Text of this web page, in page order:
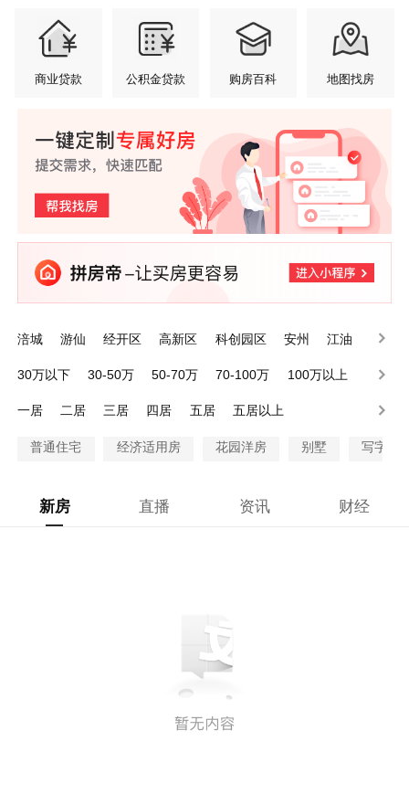
商业贷款 公积金贷款 购房百科 地图找房
涪城 游仙 经开区 高新区 科创园区 安州
江油
30万以下
30-50万 50-70万 70-100万 100万以上
一居 二居 三居 四居 五居 五居以上
普通住宅 经济适用房 花园洋房 别墅 写字楼
新房 直播 资讯 财经